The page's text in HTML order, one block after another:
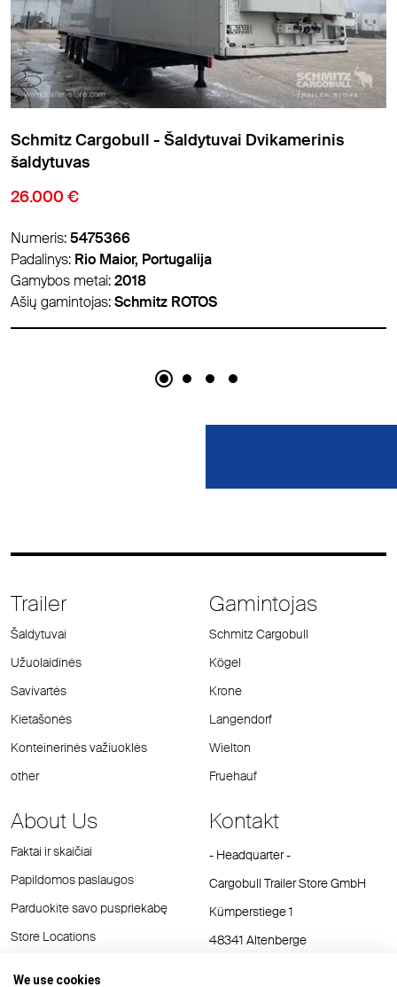
Schmitz Cargobull - Šaldytuvai standartinis
šaldytuvas
18.900 €
Numeris:5459626
Padalinys: Padborg, Danija
Gamybos metai:2018
Ašių gamintojas:Schmitz ROTOS
Trailer
Šaldytuvai
Užuolaidinės
Savivartės
Kietašonės
Konteinerinės važiuoklės
other
Gamintojas
Schmitz Cargobull
Kögel
Krone
Langendorf
Wielton
Fruehauf
About Us
Faktai ir skaičiai
Papildomos paslaugos
Parduokite savo puspriekabę
Store Locations
Kontakt
- Headquarter -
Cargobull Trailer Store GmbH
Kümperstiege 1
48341 Altenberge
We use cookies